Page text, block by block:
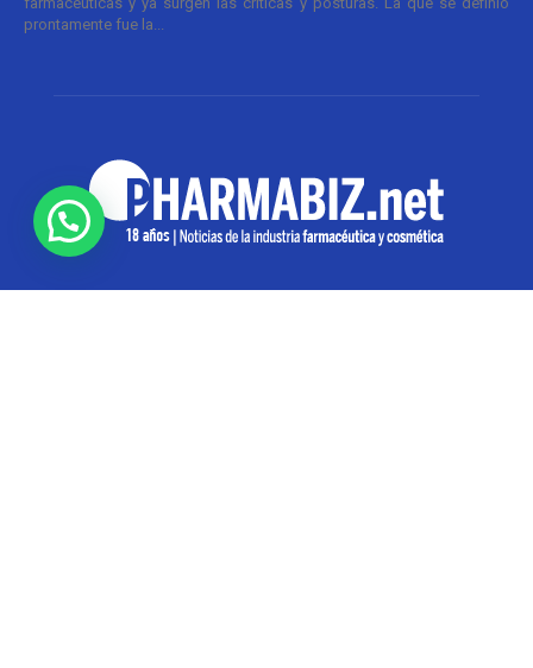
prontamente fue la...